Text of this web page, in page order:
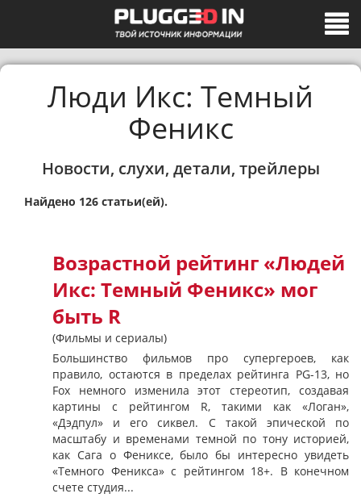
Люди Икс: Темный
Феникс
Новости, слухи, детали, трейлеры
Найдено 126 статьи(ей).
Возрастной рейтинг «Людей
Икс: Темный Феникс» мог
быть R
(Фильмы и сериалы)
Большинство фильмов про супергероев, как
правило, остаются в пределах рейтинга PG-13, но
Fox немного изменила этот стереотип, создавая
картины с рейтингом R, такими как «Логан»,
«Дэдпул» и его сиквел. С такой эпической по
масштабу и временами темной по тону историей,
как Сага о Фениксе, было бы интересно увидеть
«Темного Феникса» с рейтингом 18+. В конечном
счете студия...